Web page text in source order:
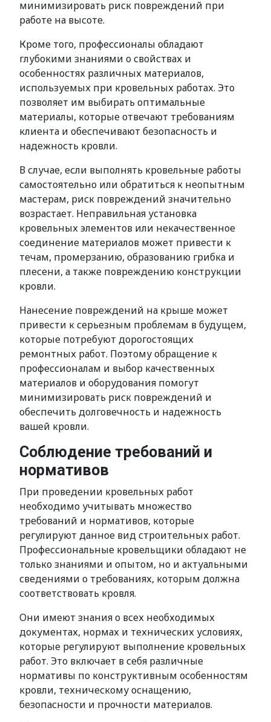
минимизировать риск повреждений при
работе на высоте.
Кроме того, профессионалы обладают
глубокими знаниями о свойствах и
особенностях различных материалов,
используемых при кровельных работах. Это
позволяет им выбирать оптимальные
материалы, которые отвечают требованиям
клиента и обеспечивают безопасность и
надежность кровли.
В случае, если выполнять кровельные работы
самостоятельно или обратиться к неопытным
мастерам, риск повреждений значительно
возрастает. Неправильная установка
кровельных элементов или некачественное
соединение материалов может привести к
течам, промерзанию, образованию грибка и
плесени, а также повреждению конструкции
кровли.
Нанесение повреждений на крыше может
привести к серьезным проблемам в будущем,
которые потребуют дорогостоящих
ремонтных работ. Поэтому обращение к
профессионалам и выбор качественных
материалов и оборудования помогут
минимизировать риск повреждений и
обеспечить долговечность и надежность
вашей кровли.
Соблюдение требований и
нормативов
При проведении кровельных работ
необходимо учитывать множество
требований и нормативов, которые
регулируют данное вид строительных работ.
Профессиональные кровельщики обладают не
только знаниями и опытом, но и актуальными
сведениями о требованиях, которым должна
соответствовать кровля.
Они имеют знания о всех необходимых
документах, нормах и технических условиях,
которые регулируют выполнение кровельных
работ. Это включает в себя различные
нормативы по конструктивным особенностям
кровли, техническому оснащению,
безопасности и прочности материалов.